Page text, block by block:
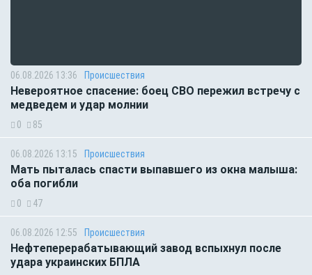
06.08.2026 13:36 Происшествия
Невероятное спасение: боец СВО пережил встречу с
медведем и удар молнии
0 85
06.08.2026 13:15 Происшествия
Мать пыталась спасти выпавшего из окна малыша:
оба погибли
0 47
06.08.2026 12:55 Происшествия
Нефтеперерабатывающий завод вспыхнул после
удара украинских БПЛА